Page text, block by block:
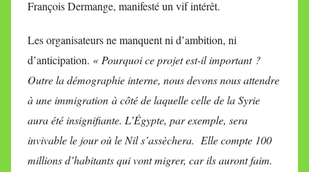
François Dermange, manifesté un vif intérêt.
Les organisateurs ne manquent ni d’ambition, ni
d’anticipation. « Pourquoi ce projet est-il important ?
Outre la démographie interne, nous devons nous attendre
à une immigration à côté de laquelle celle de la Syrie
aura été insignifiante. L’Égypte, par exemple, sera
invivable le jour où le Nil s’assèchera. Elle compte 100
millions d’habitants qui vont migrer, car ils auront faim.